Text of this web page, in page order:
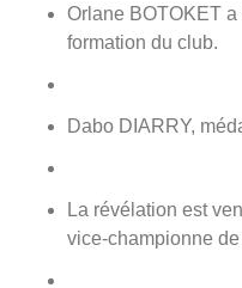
Orlane BOTOKET
formation du club.
Dabo DIARRY,
La révélation est
vice-championne